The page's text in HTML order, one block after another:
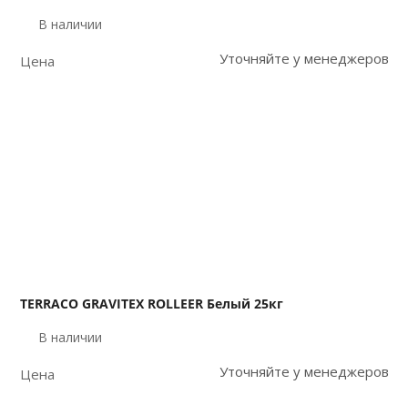
В наличии
Цена Уточняйте у менеджеров
TERRACO GRAVITEX ROLLEER Белый 25кг
В наличии
Цена Уточняйте у менеджеров